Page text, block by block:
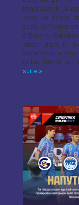
Krasnoïarsk,
avec un score
dans la
d'Evgeny
atterri dans le
autre bloc à
grille, fermé et
suite »